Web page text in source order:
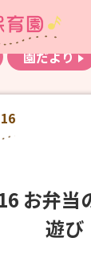
わかばアルバム
園だより
お弁当
遊び